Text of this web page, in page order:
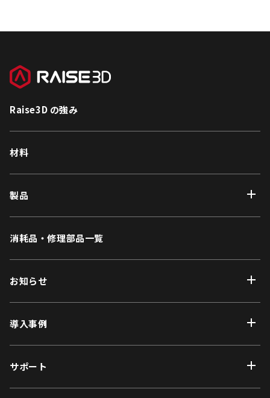
Raise3D の強み
材料
製品
消耗品・修理部品一覧
お知らせ
導入事例
サポート